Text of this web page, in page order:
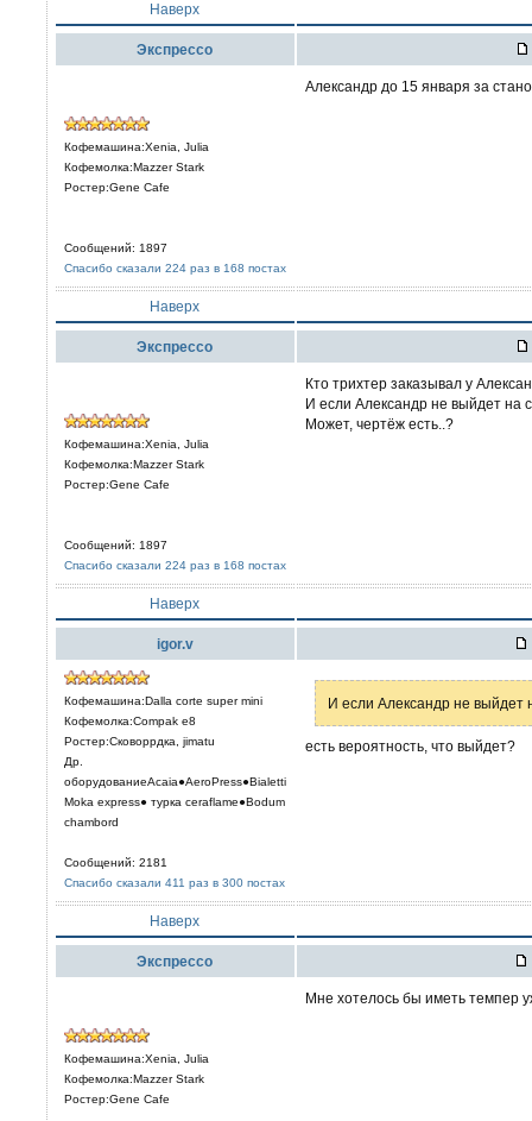
Наверх
Экспрессо
Кофемашина:Xenia, Julia
Кофемолка:Mazzer Stark
Ростер:Gene Cafe
Сообщений: 1897
Спасибо сказали 224 раз в 168 постах
Александр до 15 января за
Наверх
Экспрессо
Кофемашина:Xenia, Julia
Кофемолка:Mazzer Stark
Ростер:Gene Cafe
Сообщений: 1897
Спасибо сказали 224 раз в 168 постах
Кто трихтер заказывал у
И если Александр не выйдет на
Может, чертёж есть..?
Наверх
igor.v
Кофемашина:Dalla corte super mini
Кофемолка:Compak e8
Ростер:Сковоррдка, jimatu
Др.
оборудованиеAcaia●AeroPress●Bialetti
Moka express● турка сeraflame●Bodum
chambord
Сообщений: 2181
Спасибо сказали 411 раз в 300 постах
И если Александр не выйдет
есть вероятность, что выйдет?
Наверх
Экспрессо
Кофемашина:Xenia, Julia
Кофемолка:Mazzer Stark
Ростер:Gene Cafe
Мне хотелось бы иметь темпер